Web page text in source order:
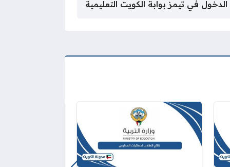
في تيمز بوابة الكويت التعليمية